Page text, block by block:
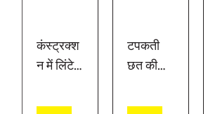
कंस्ट्रक्श
न में लिंटेल
और मुख्य
टपकती
छत की
कैसे करें?